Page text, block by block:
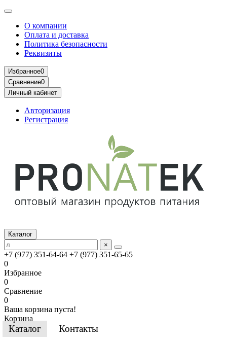
О компании
Оплата и доставка
Политика безопасности
Реквизиты
Избранное0
Сравнение0
Личный кабинет
Авторизация
Регистрация
Каталог
×
+7 (977) 351-64-64 +7 (977) 351-65-65
0
Избранное
0
Сравнение
0
Ваша корзина пуста!
Корзина
Каталог Контакты